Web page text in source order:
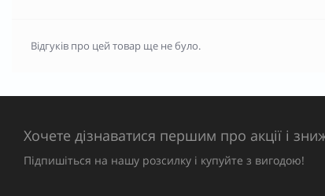
Відгуків про цей товар ще не було.
Хочете дізнаватися першим про акції і
Підпишіться на нашу розсилку і купуйте з вигодою!